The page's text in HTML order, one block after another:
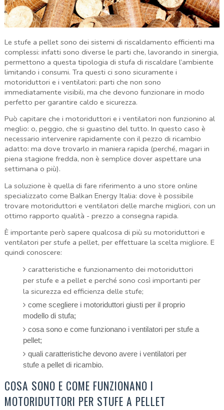
Le stufe a pellet sono dei sistemi di riscaldamento efficienti ma
complessi: infatti sono diverse le parti che, lavorando in sinergia,
permettono a questa tipologia di stufa di riscaldare l’ambiente
limitando i consumi. Tra questi ci sono sicuramente i
motoriduttori e i ventilatori: parti che non sono
immediatamente visibili, ma che devono funzionare in modo
perfetto per garantire caldo e sicurezza.
Può capitare che i motoriduttori e i ventilatori non funzionino al
meglio: o, peggio, che si guastino del tutto. In questo caso è
necessario intervenire rapidamente con il pezzo di ricambio
adatto: ma dove trovarlo in maniera rapida (perché, magari in
piena stagione fredda, non è semplice dover aspettare una
settimana o più).
La soluzione è quella di fare riferimento a uno store online
specializzato come Balkan Energy Italia: dove è possibile
trovare motoriduttori e ventilatori delle marche migliori, con un
ottimo rapporto qualità - prezzo a consegna rapida.
È importante però sapere qualcosa di più su motoriduttori e
ventilatori per stufe a pellet, per effettuare la scelta migliore. E
quindi conoscere:
caratteristiche e funzionamento dei motoriduttori
per stufe e a pellet e perché sono così importanti per
la sicurezza ed efficienza delle stufe;
come scegliere i motoriduttori giusti per il proprio
modello di stufa;
cosa sono e come funzionano i ventilatori per stufe a
pellet;
quali caratteristiche devono avere i ventilatori per
stufe a pellet di ricambio.
COSA SONO E COME FUNZIONANO I
MOTORIDUTTORI PER STUFE A PELLET